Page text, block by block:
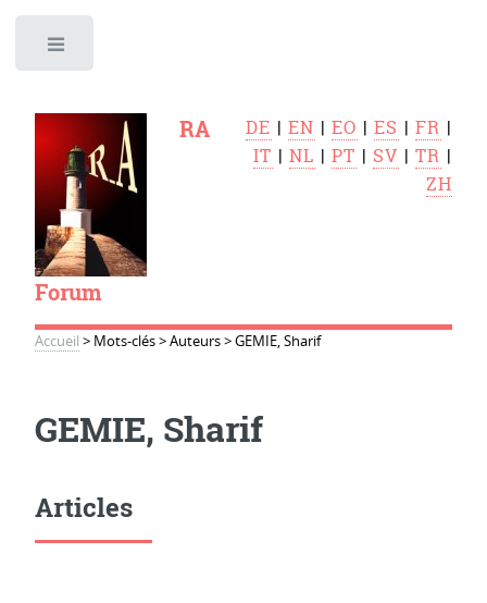
RA
Forum
DE |EN |EO |ES |FR |
IT |NL |PT | SV |TR |
ZH
Accueil > Mots-clés>Auteurs>GEMIE, Sharif
GEMIE, Sharif
Articles